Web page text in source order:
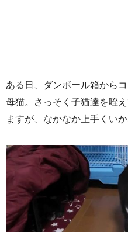
ある日、ダンボール箱から
母猫。さっそく子猫達を咥
ますが、なかなか上手くいか